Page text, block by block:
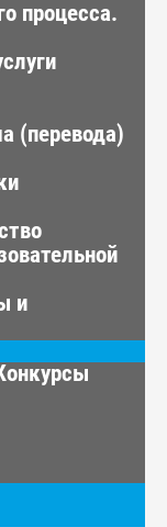
процесса.
(перевода)
и